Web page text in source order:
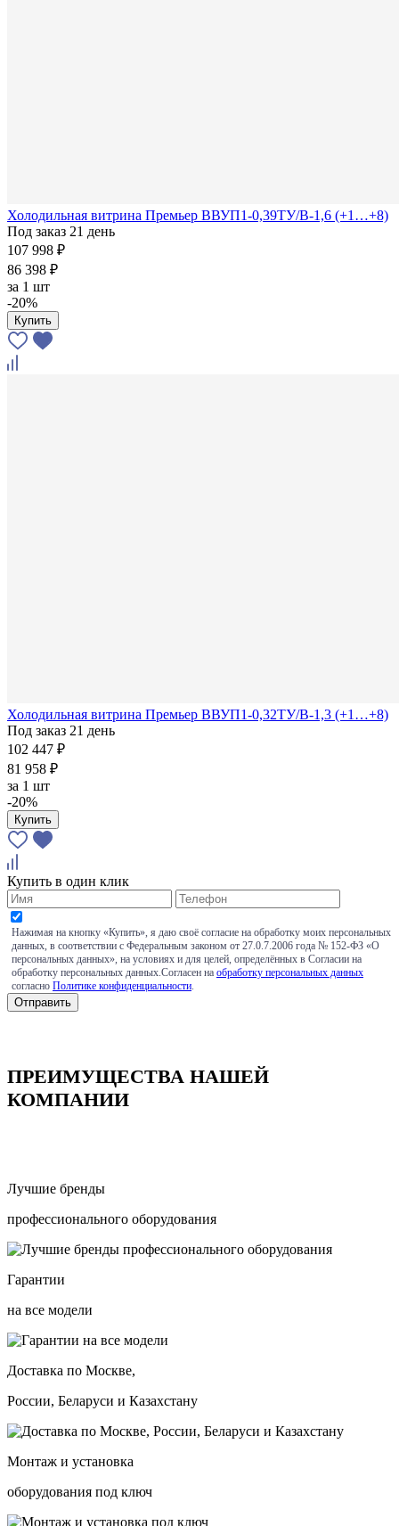
Холодильная витрина Премьер ВВУП1-0,39ТУ/В-1,6 (+1…+8)
Под заказ 21 день
107 998 ₽
86 398 ₽
за 1 шт
-20%
Купить
Холодильная витрина Премьер ВВУП1-0,32ТУ/В-1,3 (+1…+8)
Под заказ 21 день
102 447 ₽
81 958 ₽
за 1 шт
-20%
Купить
Купить в один клик
Нажимая на кнопку «Купить», я даю своё согласие на обработку моих персональных
данных, в соответствии с Федеральным законом от 27.0.7.2006 года № 152-ФЗ «О
персональных данных», на условиях и для целей, определённых в Согласии на
обработку персональных данных.Согласен на обработку персональных данных
согласно Политике конфиденциальности
ПРЕИМУЩЕСТВА НАШЕЙ
КОМПАНИИ
Лучшие бренды
профессионального оборудования
Гарантии
на все модели
Доставка по Москве,
России, Беларуси и Казахстану
Монтаж и установка
оборудования под ключ